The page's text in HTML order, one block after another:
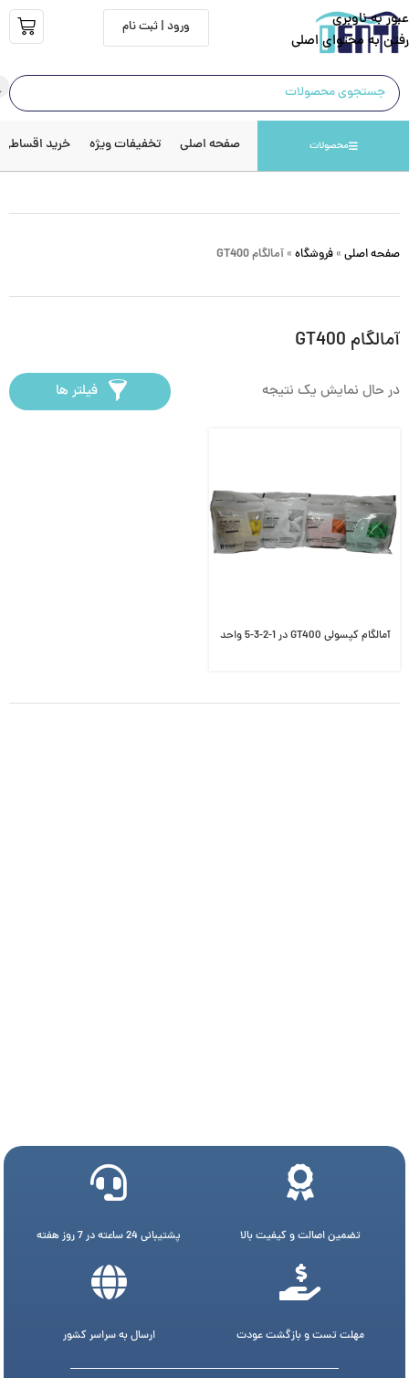
عبور به ناوبری
رفتن به محتوای اصلی
ورود | ثبت نام
محصولات صفحه اصلی تخفیفات ویژه خرید اقساطی
صفحه اصلی » فروشگاه » آمالگام GT400
آمالگام GT400
در حال نمایش یک نتیجه فیلتر ها
آمالگام کپسولی GT400 در 1-2-3-5 واحد
تضمین اصالت و کیفیت بالا پشتیبانی 24 ساعته در 7 روز هفته
مهلت تست و بازگشت عودت ارسال به سراسر کشور